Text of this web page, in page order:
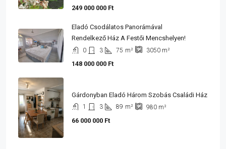
249 000 000 Ft
Eladó Csodálatos Panorámával
Rendelkező Ház A Festői Mencshelyen!
0 3 75 m² 3050 m²
148 000 000 Ft
Gárdonyban Eladó Három Szobás Családi Ház
1 3 89 m² 980 m²
66 000 000 Ft